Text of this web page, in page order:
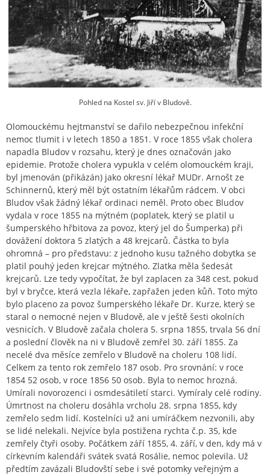
Pohled na Kostel sv. Jiří v Bludově.
Olomouckému hejtmanství se dařilo nebezpečnou infekční
nemoc tlumit i v letech 1850 a 1851. V roce 1855 však cholera
napadla Bludov v rozsahu, který je dnes označován jako
epidemie. Protože cholera vypukla v celém olomouckém kraji,
byl jmenován (přikázán) jako okresní lékař MUDr. Arnošt ze
Schinnernů, který měl být ostatním lékařům rádcem. V obci
Bludov však žádný lékař ordinaci neměl. Proto obec Bludov
vydala v roce 1855 na mýtném (poplatek, který se platil u
šumperského hřbitova za povoz, který jel do Šumperka) při
dovážení doktora 5 zlatých a 48 krejcarů. Částka to byla
ohromná – pro představu: z jednoho kusu tažného dobytka se
platil pouhý jeden krejcar mýtného. Zlatka měla šedesát
krejcarů. Lze tedy vypočítat, že byl zaplacen za 348 cest, pokud
byl v bryčce, která vezla lékaře, zapřažen jeden kůň. Toto mýto
bylo placeno za povoz šumperského lékaře Dr. Kurze, který se
staral o nemocné nejen v Bludově, ale v ještě šesti okolních
vesnicích. V Bludově začala cholera 5. srpna 1855, trvala 56 dní
a poslední člověk na ni v Bludově zemřel 30. září 1855. Za
necelé dva měsíce zemřelo v Bludově na choleru 108 lidí.
Celkem za tento rok zemřelo 187 osob. Pro srovnání: v roce
1854 52 osob, v roce 1856 50 osob. Byla to nemoc hrozná.
Umírali novorozenci i osmdesátiletí starci. Vymíraly celé rodiny.
Úmrtnost na choleru dosáhla vrcholu 28. srpna 1855, kdy
zemřelo sedm lidí. Kostelníci už ani umíráčkem nezvonili, aby
se lidé nelekali. Nejvíce byla postižena rychta č.p. 35, kde
zemřely čtyři osoby. Počátkem září 1855, 4. září, v den, kdy má v
církevním kalendáři svátek svatá Rosálie, nemoc polevila. Už
předtím zavázali Bludovští sebe i své potomky veřejným a